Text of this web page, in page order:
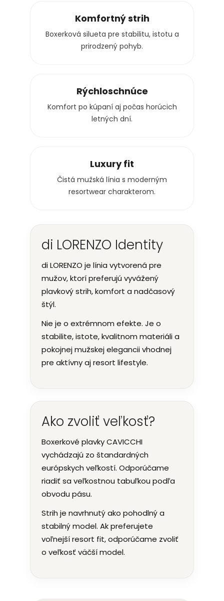
Komfortný strih
Boxerková silueta pre stabilitu, istotu a
prirodzený pohyb.
Rýchloschnúce
Komfort po kúpaní aj počas horúcich
letných dní.
Luxury fit
Čistá mužská línia s moderným
resortwear charakterom.
di LORENZO Identity
di LORENZO je línia vytvorená pre
mužov, ktorí preferujú vyvážený
plavkový strih, komfort a nadčasový
štýl.
Nie je o extrémnom efekte. Je o
stabilite, istote, kvalitnom materiáli a
pokojnej mužskej elegancii vhodnej
pre aktívny aj resort lifestyle.
Ako zvoliť veľkosť?
Boxerkové plavky CAVICCHI
vychádzajú zo štandardných
európskych veľkostí. Odporúčame
riadiť sa veľkostnou tabuľkou podľa
obvodu pásu.
Strih je navrhnutý ako pohodlný a
stabilný model. Ak preferujete
voľnejší resort fit, odporúčame zvoliť
o veľkosť väčší model.